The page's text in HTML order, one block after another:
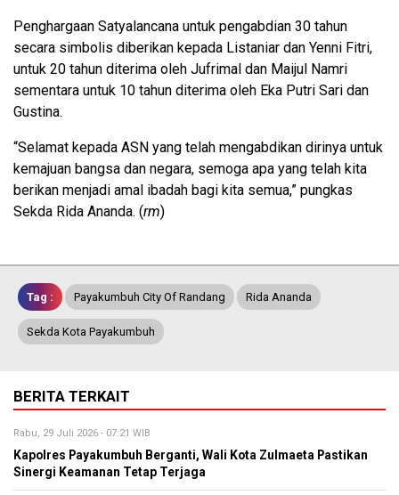
Penghargaan Satyalancana untuk pengabdian 30 tahun
secara simbolis diberikan kepada Listaniar dan Yenni Fitri,
untuk 20 tahun diterima oleh Jufrimal dan Maijul Namri
sementara untuk 10 tahun diterima oleh Eka Putri Sari dan
Gustina.
“Selamat kepada ASN yang telah mengabdikan dirinya untuk
kemajuan bangsa dan negara, semoga apa yang telah kita
berikan menjadi amal ibadah bagi kita semua,” pungkas
Sekda Rida Ananda. (rm)
Tag : Payakumbuh City Of Randang Rida Ananda
Sekda Kota Payakumbuh
BERITA TERKAIT
Rabu, 29 Juli 2026 - 07:21 WIB
Kapolres Payakumbuh Berganti, Wali Kota Zulmaeta Pastikan
Sinergi Keamanan Tetap Terjaga